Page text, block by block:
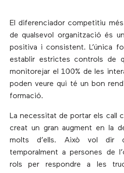
El diferenciador competitiu
de qualsevol organització és
positiva i consistent. L’única
establir estrictes controls de
monitorejar el 100% de les
poden veure qui té un bon
formació.
La necessitat de portar els call
creat un gran augment en la
molts d’ells. Això vol dir
temporalment a persones de
rols per respondre a les